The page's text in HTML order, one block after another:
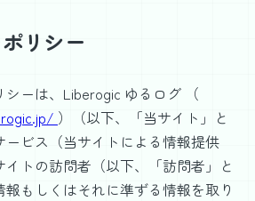
リシー
ーは、Liberogic ゆるログ （
）（以下、「当サイト」と
ービス（当サイトによる情報提供
トの訪問者（以下、「訪問者」と
報もしくはそれに準ずる情報を取り